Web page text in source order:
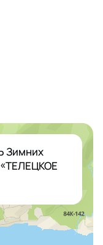
Зимних
«ТЕЛЕЦКОЕ